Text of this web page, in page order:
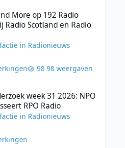
More op 192 Radio
Radio Scotland en Radio
in Radionieuws
98 weergaven
week 31 2026: NPO
RPO Radio
in Radionieuws